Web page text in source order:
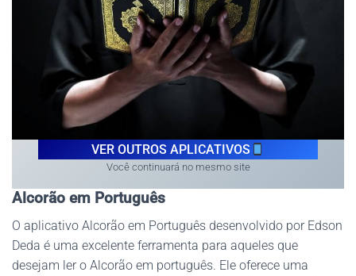
VER OUTROS APLICATIVOS
Você continuará no mesmo site
Alcorão em Português
O aplicativo Alcorão em Português desenvolvido por Edson
Deda é uma excelente ferramenta para aqueles que
desejam ler o Alcorão em português. Ele oferece uma